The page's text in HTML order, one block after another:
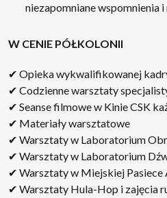
niezapomniane wspomnienia
W CENIE PÓŁKOLONII
✔ Opieka wykwalifikowanej
✔ Codzienne warsztaty
✔ Seanse filmowe w Kinie CSK
✔ Materiały warsztatowe
✔ Warsztaty w Laboratorium
✔ Warsztaty w Laboratorium
✔ Warsztaty w Miejskiej
✔ Warsztaty Hula-Hop i zajęcia